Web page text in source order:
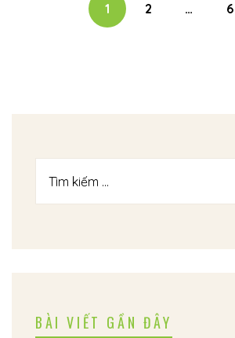
1 2 … 6
BÀI VIẾT GẦN ĐÂY